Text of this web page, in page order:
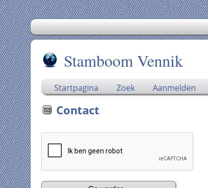
Stamboom Vennik
Startpagina Zoek Aanmelden
Contact